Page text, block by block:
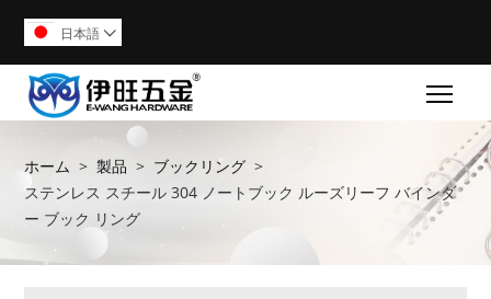
日本語 
ホーム > 製品 > ブックリング >
ステンレス スチール 304 ノートブック ルーズリーフ バインダ
ー ブック リング